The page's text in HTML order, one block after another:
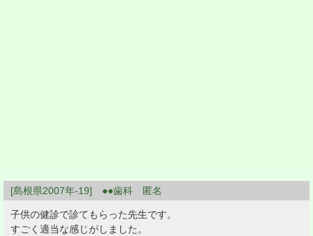
[島根県2007年-19] ●●歯科 匿名
子供の健診で診てもらった先生です。
すごく適当な感じがしました。